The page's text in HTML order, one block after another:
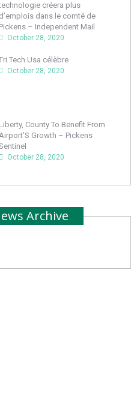
créera plus
d’emplois dans le comté de
Pickens – Independent Mail
October 28, 2020
Tech Usa célèbre
October 28, 2020
Liberty, County To Benefit From
Growth – Pickens
October 28, 2020
Archive